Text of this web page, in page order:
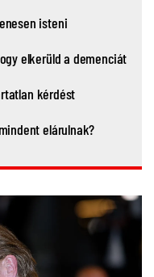
isteni
elkerüld a demenciát
kérdést
elárulnak?